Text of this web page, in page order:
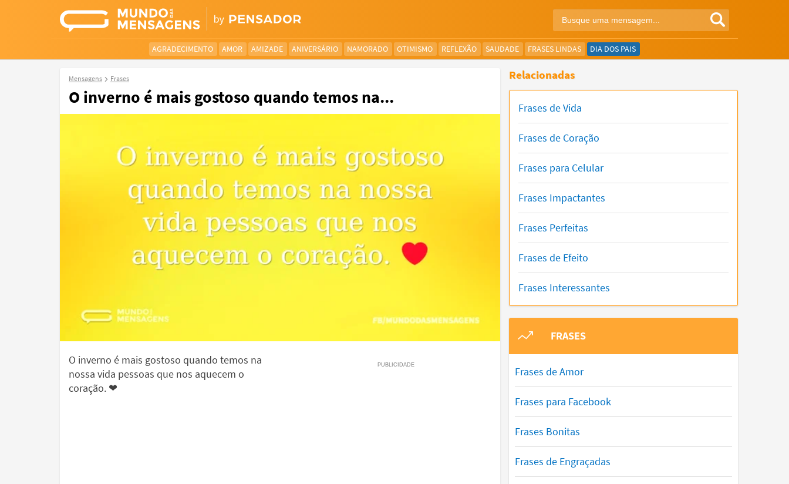
AGRADECIMENTO AMOR AMIZADE ANIVERSÁRIO NAMORADO OTIMISMO REFLEXÃO SAUDADE FRASES LINDAS DIA DOS PAIS
Mensagens Frases
O inverno é mais gostoso quando temos na...
O inverno é mais gostoso quando temos na
nossa vida pessoas que nos aquecem o
coração. ❤
Relacionadas
Frases de Vida
Frases de Coração
Frases para Celular
Frases Impactantes
Frases Perfeitas
Frases de Efeito
Frases Interessantes
FRASES
Frases de Amor
Frases para Facebook
Frases Bonitas
Frases de Engraçadas